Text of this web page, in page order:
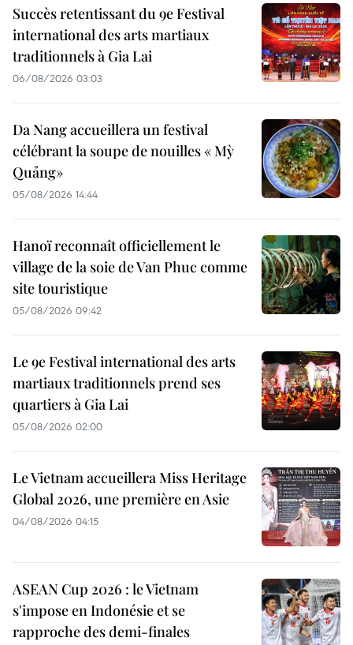
Succès retentissant du 9e Festival
international des arts martiaux
traditionnels à Gia Lai
06/08/2026 03:03
Da Nang accueillera un festival
célébrant la soupe de nouilles « Mỳ
Quảng»
05/08/2026 14:44
Hanoï reconnaît officiellement le
village de la soie de Van Phuc comme
site touristique
05/08/2026 09:42
Le 9e Festival international des arts
martiaux traditionnels prend ses
quartiers à Gia Lai
05/08/2026 02:00
Le Vietnam accueillera Miss Heritage
Global 2026, une première en Asie
04/08/2026 04:15
ASEAN Cup 2026 : le Vietnam
s'impose en Indonésie et se
rapproche des demi-finales